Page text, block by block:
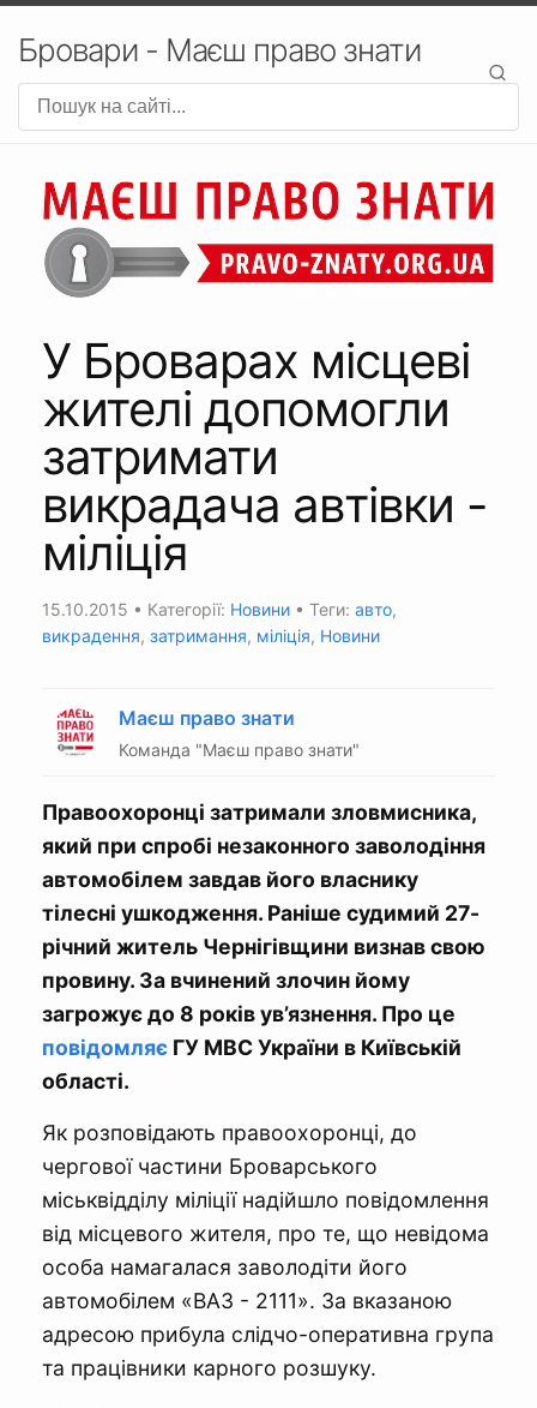
Бровари - Маєш право знати
У Броварах місцеві
жителі допомогли
затримати
викрадача автівки -
міліція
15.10.2015 • Категорії: Новини • Теги: авто,
викрадення, затримання, міліція, Новини
Маєш право знати
Команда "Маєш право знати"
Правоохоронці затримали зловмисника,
який при спробі незаконного заволодіння
автомобілем завдав його власнику
тілесні ушкодження. Раніше судимий 27-
річний житель Чернігівщини визнав свою
провину. За вчинений злочин йому
загрожує до 8 років ув’язнення. Про це
повідомляє ГУ МВС України в Київській
області.
Як розповідають правоохоронці, до
чергової частини Броварського
міськвідділу міліції надійшло повідомлення
від місцевого жителя, про те, що невідома
особа намагалася заволодіти його
автомобілем «ВАЗ - 2111». За вказаною
адресою прибула слідчо-оперативна група
та працівники карного розшуку.